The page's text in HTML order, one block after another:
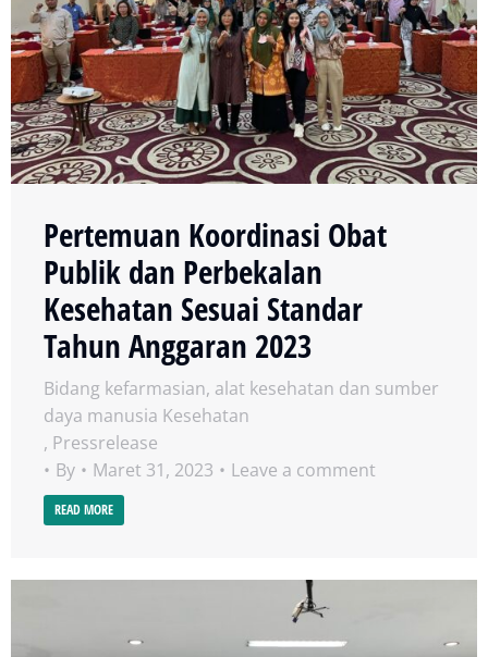
Pertemuan Koordinasi Obat
Publik dan Perbekalan
Kesehatan Sesuai Standar
Tahun Anggaran 2023
Bidang kefarmasian, alat kesehatan dan sumber
daya manusia Kesehatan
, Pressrelease
By
Maret 31, 2023 Leave a comment
READ MORE